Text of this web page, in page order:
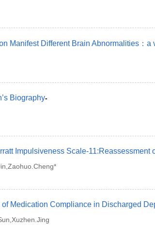
Manifest Different Brain Abnormalities：a
Biography-
Impulsiveness Scale-
Medication Compliance in Discharged